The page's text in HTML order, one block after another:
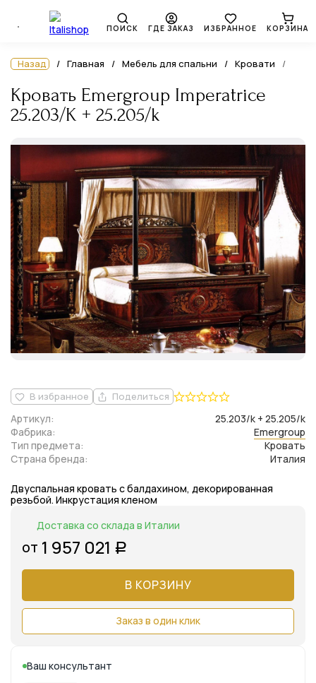
ПОИСК ГДЕ ЗАКАЗ ИЗБРАННОЕ КОРЗИНА
Назад Главная Мебель для спальни Кровати
Кровать Emergroup Imperatrice
25.203/K + 25.205/k
В избранное Поделиться
Фабрика: Emergroup
Артикул:
25.203/k + 25.205/k
Тип предмета:
Кровать
Страна бренда:
Италия
Двуспальная кровать с балдахином, декорированная
резьбой. Инкрустация кленом
Доставка со склада в Италии
от 1 957 021 Р
В КОРЗИНУ
Заказ в один клик
Ваш консультант